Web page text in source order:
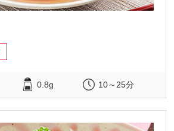
0.8g 10～25分